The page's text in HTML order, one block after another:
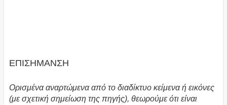
ΕΠΙΣΗΜΑΝΣΗ
Ορισμένα αναρτώμενα από το διαδίκτυο κείμενα ή εικόνες
(με σχετική σημείωση της πηγής), θεωρούμε ότι είναι